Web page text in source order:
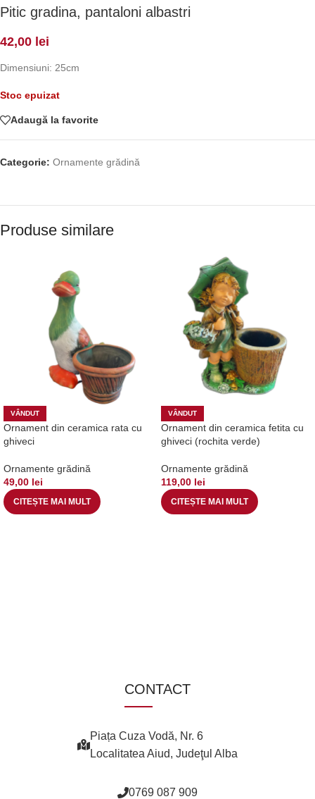
Pitic gradina, pantaloni albastri
42,00 lei
Dimensiuni: 25cm
Stoc epuizat
Adaugă la favorite
Categorie: Ornamente grădină
Produse similare
VÂNDUT
Ornament din ceramica rata cu
ghiveci
Ornamente grădină
49,00 lei
CITEȘTE MAI MULT
VÂNDUT
Ornament din ceramica fetita cu
ghiveci (rochita verde)
Ornamente grădină
119,00 lei
CITEȘTE MAI MULT
CONTACT
Piața Cuza Vodă, Nr. 6
Localitatea Aiud, Judeţul Alba
0769 087 909